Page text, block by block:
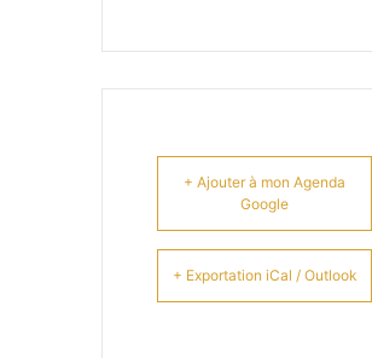
+ Ajouter à mon Agenda
Google
+ Exportation iCal / Outlook